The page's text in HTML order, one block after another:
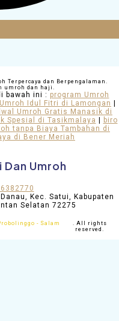
Terpercaya dan Berpengalaman.
umroh dan haji.
bawah ini : program Umroh
Idul Fitri di Lamongan |
Umroh Gratis Manasik di
Spesial di Tasikmalaya | biro
tanpa Biaya Tambahan di
di Bener Meriah
Dan Umroh
Kec. Satui, Kabupaten
Selatan 72275
- Salam
. All rights
reserved.